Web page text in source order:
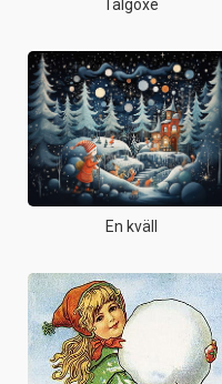
Talgoxe
En kväll